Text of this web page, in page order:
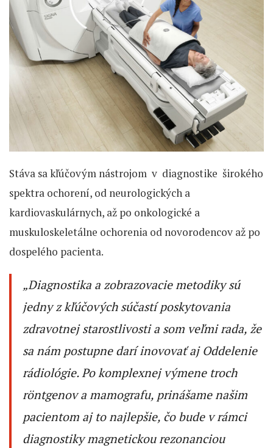
Stáva sa kľúčovým nástrojom v diagnostike širokého
spektra ochorení, od neurologických a
kardiovaskulárnych, až po onkologické a
muskuloskeletálne ochorenia od novorodencov až po
dospelého pacienta.
„Diagnostika a zobrazovacie metodiky sú
jedny z kľúčových súčastí poskytovania
zdravotnej starostlivosti a som veľmi rada, že
sa nám postupne darí inovovať aj Oddelenie
rádiológie. Po komplexnej výmene troch
röntgenov a mamografu, prinášame našim
pacientom aj to najlepšie, čo bude v rámci
diagnostiky magnetickou rezonanciou